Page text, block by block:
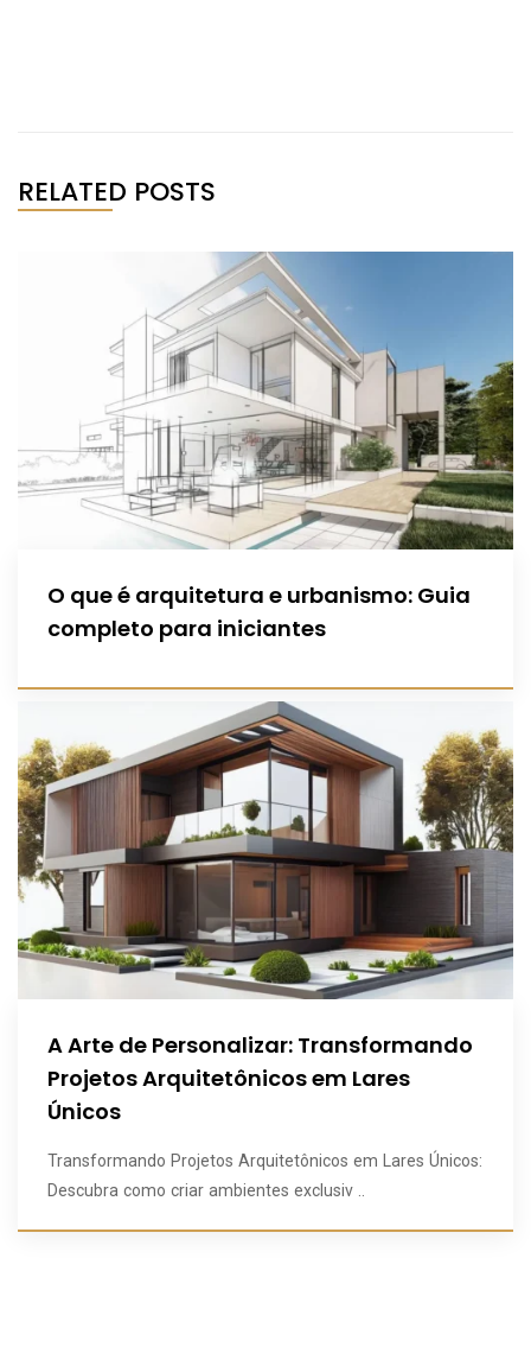
RELATED POSTS
O que é arquitetura e urbanismo: Guia
completo para iniciantes
A Arte de Personalizar: Transformando
Projetos Arquitetônicos em Lares
Únicos
Transformando Projetos Arquitetônicos em Lares Únicos:
Descubra como criar ambientes exclusiv ..